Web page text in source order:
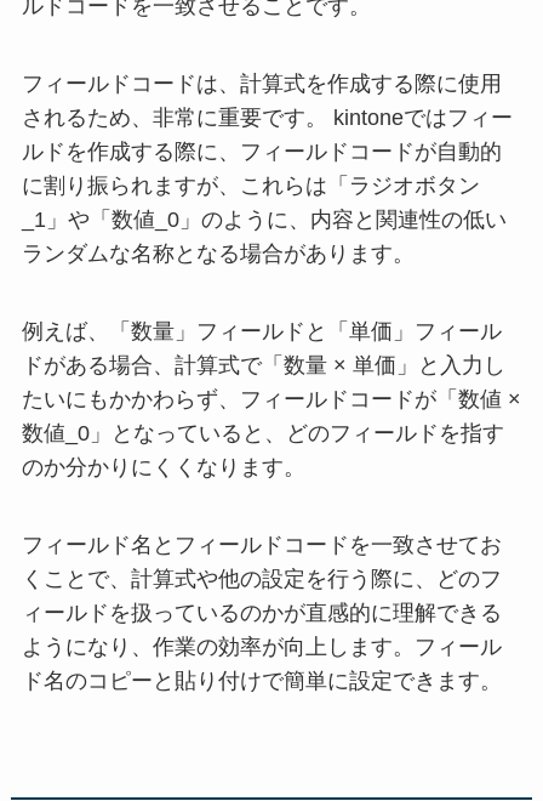
ルドコードを一致させることです。
フィールドコードは、計算式を作成する際に使用
されるため、非常に重要です。 kintoneではフィー
ルドを作成する際に、フィールドコードが自動的
に割り振られますが、これらは「ラジオボタン
_1」や「数値_0」のように、内容と関連性の低い
ランダムな名称となる場合があります。
例えば、「数量」フィールドと「単価」フィール
ドがある場合、計算式で「数量 × 単価」と入力し
たいにもかかわらず、フィールドコードが「数値 ×
数値_0」となっていると、どのフィールドを指す
のか分かりにくくなります。
フィールド名とフィールドコードを一致させてお
くことで、計算式や他の設定を行う際に、どのフ
ィールドを扱っているのかが直感的に理解できる
ようになり、作業の効率が向上します。フィール
ド名のコピーと貼り付けで簡単に設定できます。